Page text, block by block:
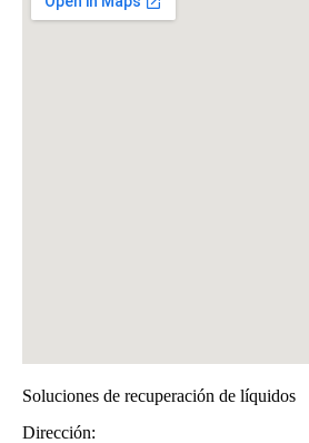
Soluciones de recuperación de líquidos
Dirección: